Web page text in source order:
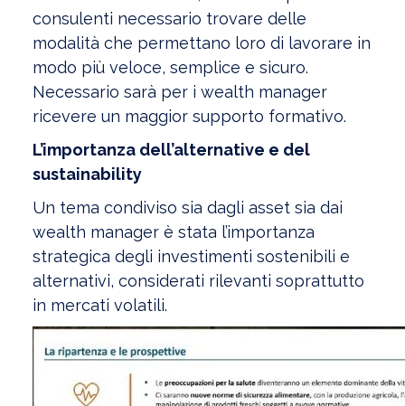
consulenti necessario trovare delle
modalità che permettano loro di lavorare in
modo più veloce, semplice e sicuro.
Necessario sarà per i wealth manager
ricevere un maggior supporto formativo.
L’importanza dell’alternative e del
sustainability
Un tema condiviso sia dagli asset sia dai
wealth manager è stata l’importanza
strategica degli investimenti sostenibili e
alternativi, considerati rilevanti soprattutto
in mercati volatili.